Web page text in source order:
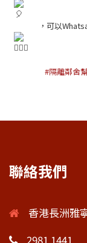
，可以
#隔離鄰舍
聯絡我們
香港長洲雅
2981 1441